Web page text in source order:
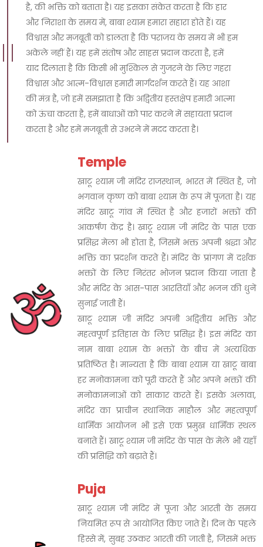
है, की भक्ति को बताता है। यह इसका संकेत करता है कि हार
और निराशा के समय में, बाबा श्याम हमारा सहारा होते हैं। यह
विश्वास और मजबूती को डालता है कि पराजय के समय में भी हम
अकेले नहीं हैं। यह हमें संतोष और साहस प्रदान करता है, हमें
याद दिलाता है कि किसी भी मुश्किल से गुजरने के लिए गहरा
विश्वास और आत्म-विश्वास हमारी मार्गदर्शन करते हैं। यह आशा
की मंत्र है, जो हमें समझाता है कि अद्वितीय हस्तक्षेप हमारी आत्मा
को ऊंचा करता है, हमें बाधाओं को पार करने में सहायता प्रदान
करता है और हमें मजबूती से उभरने में मदद करता है।
Temple
खाटू श्याम जी मंदिर राजस्थान, भारत में स्थित है, जो
भगवान कृष्ण को बाबा श्याम के रूप में पूजता है। यह
मंदिर खाटू गांव में स्थित है और हजारों भक्तों की
आकर्षण केंद्र है। खाटू श्याम जी मंदिर के पास एक
प्रसिद्ध मेला भी होता है, जिसमें भक्त अपनी श्रद्धा और
भक्ति का प्रदर्शन करते हैं। मंदिर के प्रांगण में दर्शक
भक्तों के लिए निरंतर भोजन प्रदान किया जाता है
और मंदिर के आस-पास आरतियाँ और भजन की धुनें
सुनाई जाती हैं।
खाटू श्याम जी मंदिर अपनी अद्वितीय भक्ति और
महत्वपूर्ण इतिहास के लिए प्रसिद्ध है। इस मंदिर का
नाम बाबा श्याम के भक्तों के बीच में अत्यधिक
प्रतिष्ठित है। मान्यता है कि बाबा श्याम या खाटू बाबा
हर मनोकामना को पूरी करते हैं और अपने भक्तों की
मनोकामनाओं को साकार करते हैं। इसके अलावा,
मंदिर का प्राचीन स्थानिक माहौल और महत्वपूर्ण
धार्मिक आयोजन भी इसे एक प्रमुख धार्मिक स्थल
बनाते हैं। खाटू श्याम जी मंदिर के पास के मेले भी यहाँ
की प्रसिद्धि को बढ़ाते हैं।
Puja
खाटू श्याम जी मंदिर में पूजा और आरती के समय
नियमित रूप से आयोजित किए जाते हैं। दिन के पहले
हिस्से में, सुबह उठकर आरती की जाती है, जिसमें भक्त